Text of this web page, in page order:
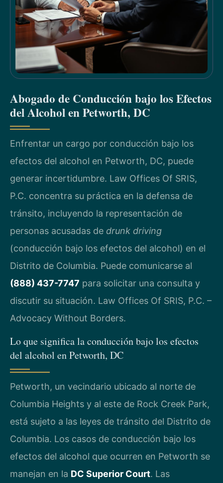
Abogado de Conducción bajo los Efectos
del Alcohol en Petworth, DC
Enfrentar un cargo por conducción bajo los
efectos del alcohol en Petworth, DC, puede
generar incertidumbre. Law Offices Of SRIS,
P.C. concentra su práctica en la defensa de
tránsito, incluyendo la representación de
personas acusadas de drunk driving
(conducción bajo los efectos del alcohol) en el
Distrito de Columbia. Puede comunicarse al
(888) 437-7747 para solicitar una consulta y
discutir su situación. Law Offices Of SRIS, P.C. –
Advocacy Without Borders.
Lo que significa la conducción bajo los efectos
del alcohol en Petworth, DC
Petworth, un vecindario ubicado al norte de
Columbia Heights y al este de Rock Creek Park,
está sujeto a las leyes de tránsito del Distrito de
Columbia. Los casos de conducción bajo los
efectos del alcohol que ocurren en Petworth se
manejan en la DC Superior Court. Las